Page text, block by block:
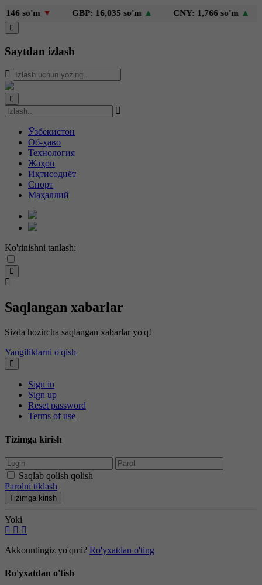
so'm▼ GBP: 16,035 so'm▲ CNY: 1,766 so'm▲
Saytdan izlash
Ўзбекистон
Об-ҳаво
Технология
Жаҳон
Иқтисодиёт
Спорт
Маҳаллий
Ko'rinishni tanlash:
Saqlangan xabarlar
Sizda hozircha saqlangan xabarlar yo'q!
Yangiliklarni o'qish
Sign in
Sign up
Reset password
Terms of use
Tizimga kirish
Saqlab qolish qolish
Parolni tiklash
Tizimga kirish
Yoki
Akkountingiz yo'qmi? Ro'yxatdan o'ting
Ro'yxatdan o'tish